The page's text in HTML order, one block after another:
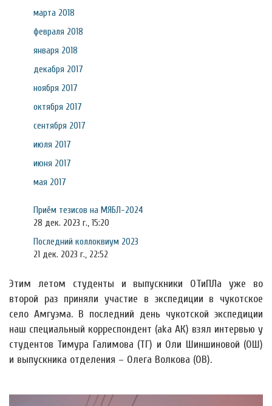
марта 2018
февраля 2018
января 2018
декабря 2017
ноября 2017
октября 2017
сентября 2017
июля 2017
июня 2017
мая 2017
Приём тезисов на МЯБЛ-2024
28 дек. 2023 г., 15:20
Последний коллоквиум 2023
21 дек. 2023 г., 22:52
Этим летом студенты и выпускники ОТиПЛа уже во
второй раз приняли участие в экспедиции в чукотское
село Амгуэма. В последний день чукотской экспедиции
наш специальный корреспондент (aka АК) взял интервью у
студентов Тимура Галимова (ТГ) и Оли Шиншиновой (ОШ)
и выпускника отделения – Олега Волкова (ОВ).